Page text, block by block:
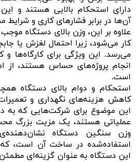
دارای استحکام بالایی هستند و
آن‌ها در برابر فشارهای کاری و شرایط
علاوه بر این، وزن بالای دستگاه
کار می‌شود، زیرا احتمال لغزش یا
می‌رسد. این ویژگی برای کارگاه‌ها و
انجام پروژه‌های حساس هستند، از
است.
استحکام و دوام بالای دستگاه
کاهش هزینه‌های نگهداری و
این موضوع برای شرکت‌هایی که به
عملیاتی هستند، یک مزیت بزرگ
وزن سنگین دستگاه
استفاده‌شده در ساخت آن است، که
این دستگاه به عنوان گزینه‌ای